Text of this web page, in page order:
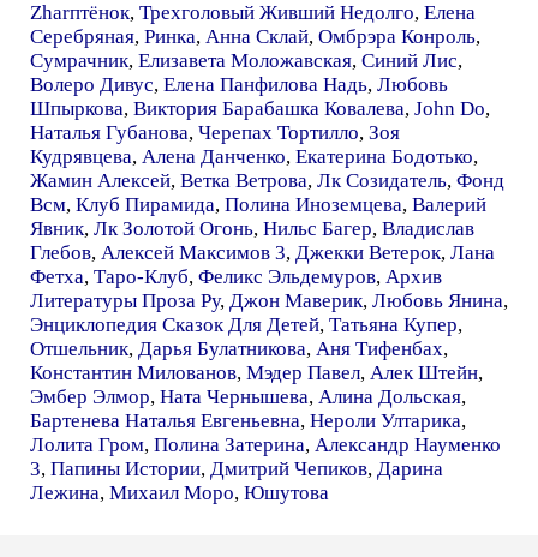
Zharптёнок, Трехголовый Живший Недолго, Елена
Серебряная, Ринка, Анна Склай, Омбрэра Конроль,
Сумрачник, Елизавета Моложавская, Синий Лис,
Волеро Дивус, Елена Панфилова Надь, Любовь
Шпыркова, Виктория Барабашка Ковалева, John Do,
Наталья Губанова, Черепах Тортилло, Зоя
Кудрявцева, Алена Данченко, Екатерина Бодотько,
Жамин Алексей, Ветка Ветрова, Лк Созидатель, Фонд
Всм, Клуб Пирамида, Полина Иноземцева, Валерий
Явник, Лк Золотой Огонь, Нильс Багер, Владислав
Глебов, Алексей Максимов 3, Джекки Ветерок, Лана
Фетха, Таро-Клуб, Феликс Эльдемуров, Архив
Литературы Проза Ру, Джон Маверик, Любовь Янина,
Энциклопедия Сказок Для Детей, Татьяна Купер,
Отшельник, Дарья Булатникова, Аня Тифенбах,
Константин Милованов, Мэдер Павел, Алек Штейн,
Эмбер Элмор, Ната Чернышева, Алина Дольская,
Бартенева Наталья Евгеньевна, Нероли Ултарика,
Лолита Гром, Полина Затерина, Александр Науменко
3, Папины Истории, Дмитрий Чепиков, Дарина
Лежина, Михаил Моро, Юшутова